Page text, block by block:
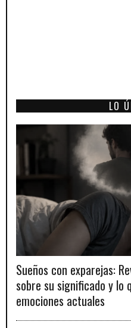
LO
Sueños con exparejas:
sobre su significado y lo
emociones actuales